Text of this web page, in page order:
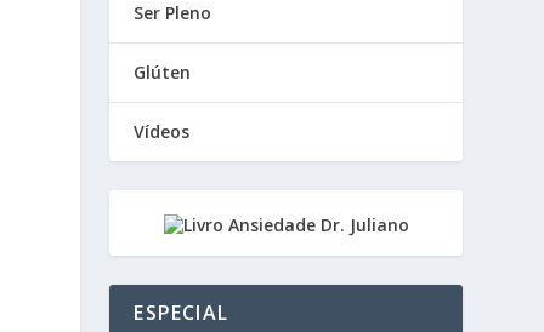
Ser Pleno
Glúten
Vídeos
ESPECIAL